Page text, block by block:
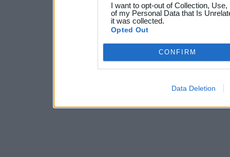
I want to opt-out of Collection,
of my Personal Data that Is
it was collected.
Opted Out
CONFIRM
Data Deletion